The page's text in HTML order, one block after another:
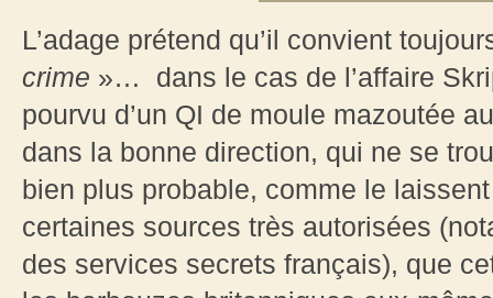
L’adage prétend qu’il convient
crime »… dans le cas de l’affaire
pourvu d’un QI de moule mazoutée
dans la bonne direction, qui ne se
bien plus probable, comme le
certaines sources très autorisées
des services secrets français), que